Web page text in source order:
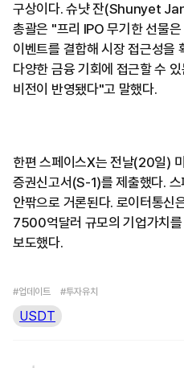
구상이다. 슈냣 잔(Shunyet
총괄은 "프리 IPO 무기한 선물
이벤트를 결합해 시장 접근성을
다양한 금융 기회에 접근할 수
비전이 반영됐다"고 말했다.
한편 스페이스X는 전날(20일)
증권신고서(S-1)를 제출했다.
안팎으로 거론된다. 로이터통신
7500억달러 규모의 기업가치
보도했다.
#업데이트 #투자유치
USDT